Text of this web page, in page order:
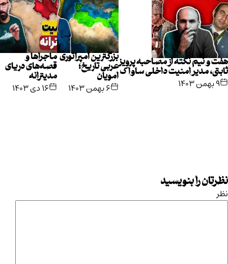
هفت و نیم نکته از مصاحبه پرویز
ثابتی، مدیر امنیت داخلی ساواک
۹ بهمن ۱۴۰۳
بزرگترین امپراتوری
عربی تاریخ؛
امویان
۶ بهمن ۱۴۰۳
ماجراها و
قصه‌های دریای
مدیترانه
۱۶ دی ۱۴۰۳
نظرتان را بنویسید
نظر